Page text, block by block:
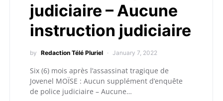
judiciaire – Aucune
instruction judiciaire
by Redaction Télé Pluriel January 7, 2022
Six (6) mois après l’assassinat tragique de
Jovenel MOÏSE : Aucun supplément d’enquête
de police judiciaire – Aucune…